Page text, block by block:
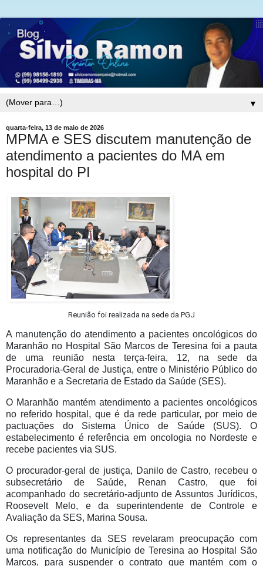
▼
quarta-feira, 13 de maio de 2026
MPMA e SES discutem manutenção de
atendimento a pacientes do MA em
hospital do PI
Reunião foi realizada na sede da PGJ
A manutenção do atendimento a pacientes oncológicos do
Maranhão no Hospital São Marcos de Teresina foi a pauta
de uma reunião nesta terça-feira, 12, na sede da
Procuradoria-Geral de Justiça, entre o Ministério Público do
Maranhão e a Secretaria de Estado da Saúde (SES).
O Maranhão mantém atendimento a pacientes oncológicos
no referido hospital, que é da rede particular, por meio de
pactuações do Sistema Único de Saúde (SUS). O
estabelecimento é referência em oncologia no Nordeste e
recebe pacientes via SUS.
O procurador-geral de justiça, Danilo de Castro, recebeu o
subsecretário de Saúde, Renan Castro, que foi
acompanhado do secretário-adjunto de Assuntos Jurídicos,
Roosevelt Melo, e da superintendente de Controle e
Avaliação da SES, Marina Sousa.
Os representantes da SES revelaram preocupação com
uma notificação do Município de Teresina ao Hospital São
Marcos, para suspender o contrato que mantém com o